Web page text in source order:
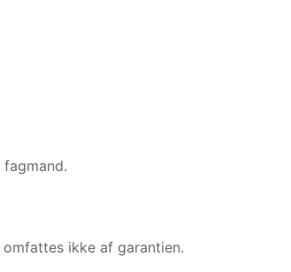
ikke af garantien.